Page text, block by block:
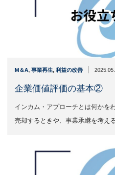
M＆A, 事業再生, 利益の改善
企業価値評価の基本②
インカム・アプローチとは何かを
売却するときや、事業承継を考え